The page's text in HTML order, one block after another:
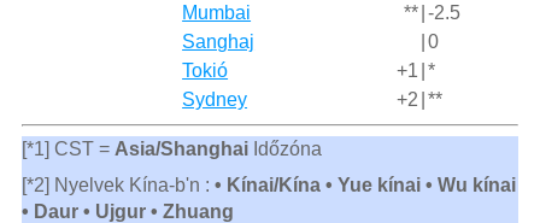
Mumbai
** -2.5
Sanghaj
0
Tokió
+1 *
Sydney
+2 **
[*1] CST = Asia/ShanghaiIdőzóna
[*2] Nyelvek Kína-b'n : • Kínai/Kína • Yue kínai • Wu kínai
• Daur • Ujgur • Zhuang